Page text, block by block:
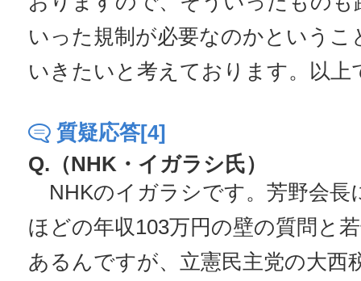
いった規制が必要なのかというこ
いきたいと考えております。以上
質疑応答[4]
Q.（NHK・イガラシ氏）
NHKのイガラシです。芳野会長
ほどの年収103万円の壁の質問と
あるんですが、立憲民主党の大西